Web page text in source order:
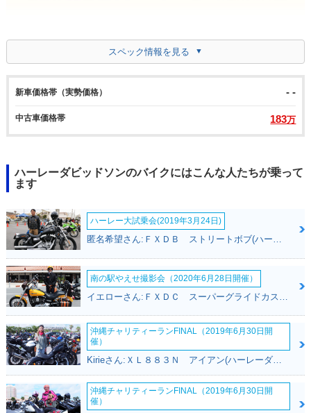
スペック情報を見る
新車価格帯（実勢価格） - -
中古車価格帯 183万
ハーレーダビッドソンのバイクにはこんな人たちが乗って
ます
ハーレー大試乗会(2019年3月24日)
匿名希望さん:ＦＸＤＢ ストリートボブ(ハーレーダビッドソン)
南の駅やえせ撮影会（2020年6月28日開催）
沖縄チャリティーランFINAL（2019年6月30日開
催）
Kirieさん:ＸＬ８８３Ｎ アイアン(ハーレーダビッドソン)
沖縄チャリティーランFINAL（2019年6月30日開
催）